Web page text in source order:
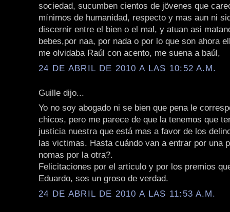
sociedad, sucumben cientos de jövenes que
mínimos de humanidad, respecto y mas aun ni
discernir entre el bien o el mal, y atuan asi
bebes,por naa, por nada o por lo que son ahora
me olvidaba Raúl con acento, me suena a baúl,
24 DE ABRIL DE 2010 A LAS 10:52 A.M.
Guille dijo...
Yo no soy abogado ni se bien que pena le
chicos, pero me parece de que la tenemos que
justicia nuestra que está mas a favor de los
las victimas. Hasta cuándo van a entrar por una
nomas por la otra?.
Felicitaciones por el articulo y por los premios
Eduardo, sos un groso de verdad.
24 DE ABRIL DE 2010 A LAS 11:53 A.M.